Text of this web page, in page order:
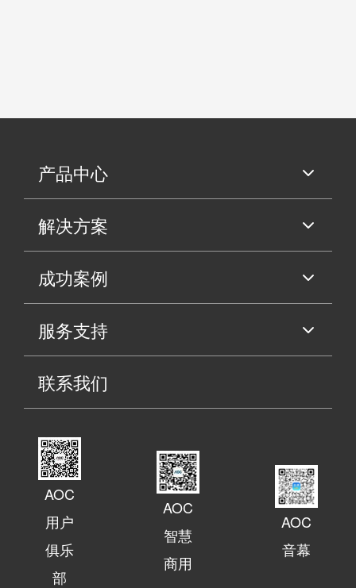
产品中心
解决方案
成功案例
服务支持
联系我们
AOC
用户
俱乐
部
AOC
智慧
商用
AOC
音幕